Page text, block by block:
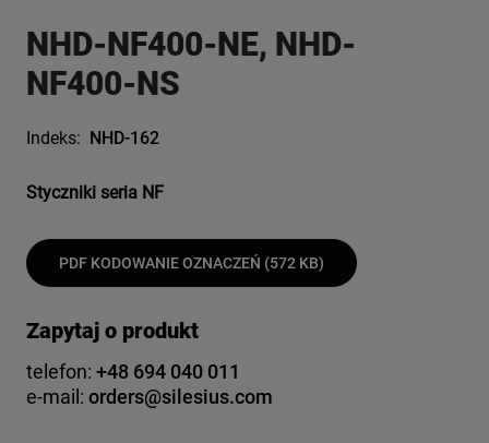
NHD-NF400-NE, NHD-
NF400-NS
Indeks: NHD-162
Styczniki seria NF
PDF KODOWANIE OZNACZEŃ (572 KB)
Zapytaj o produkt
telefon: +48 694 040 011
e-mail: orders@silesius.com